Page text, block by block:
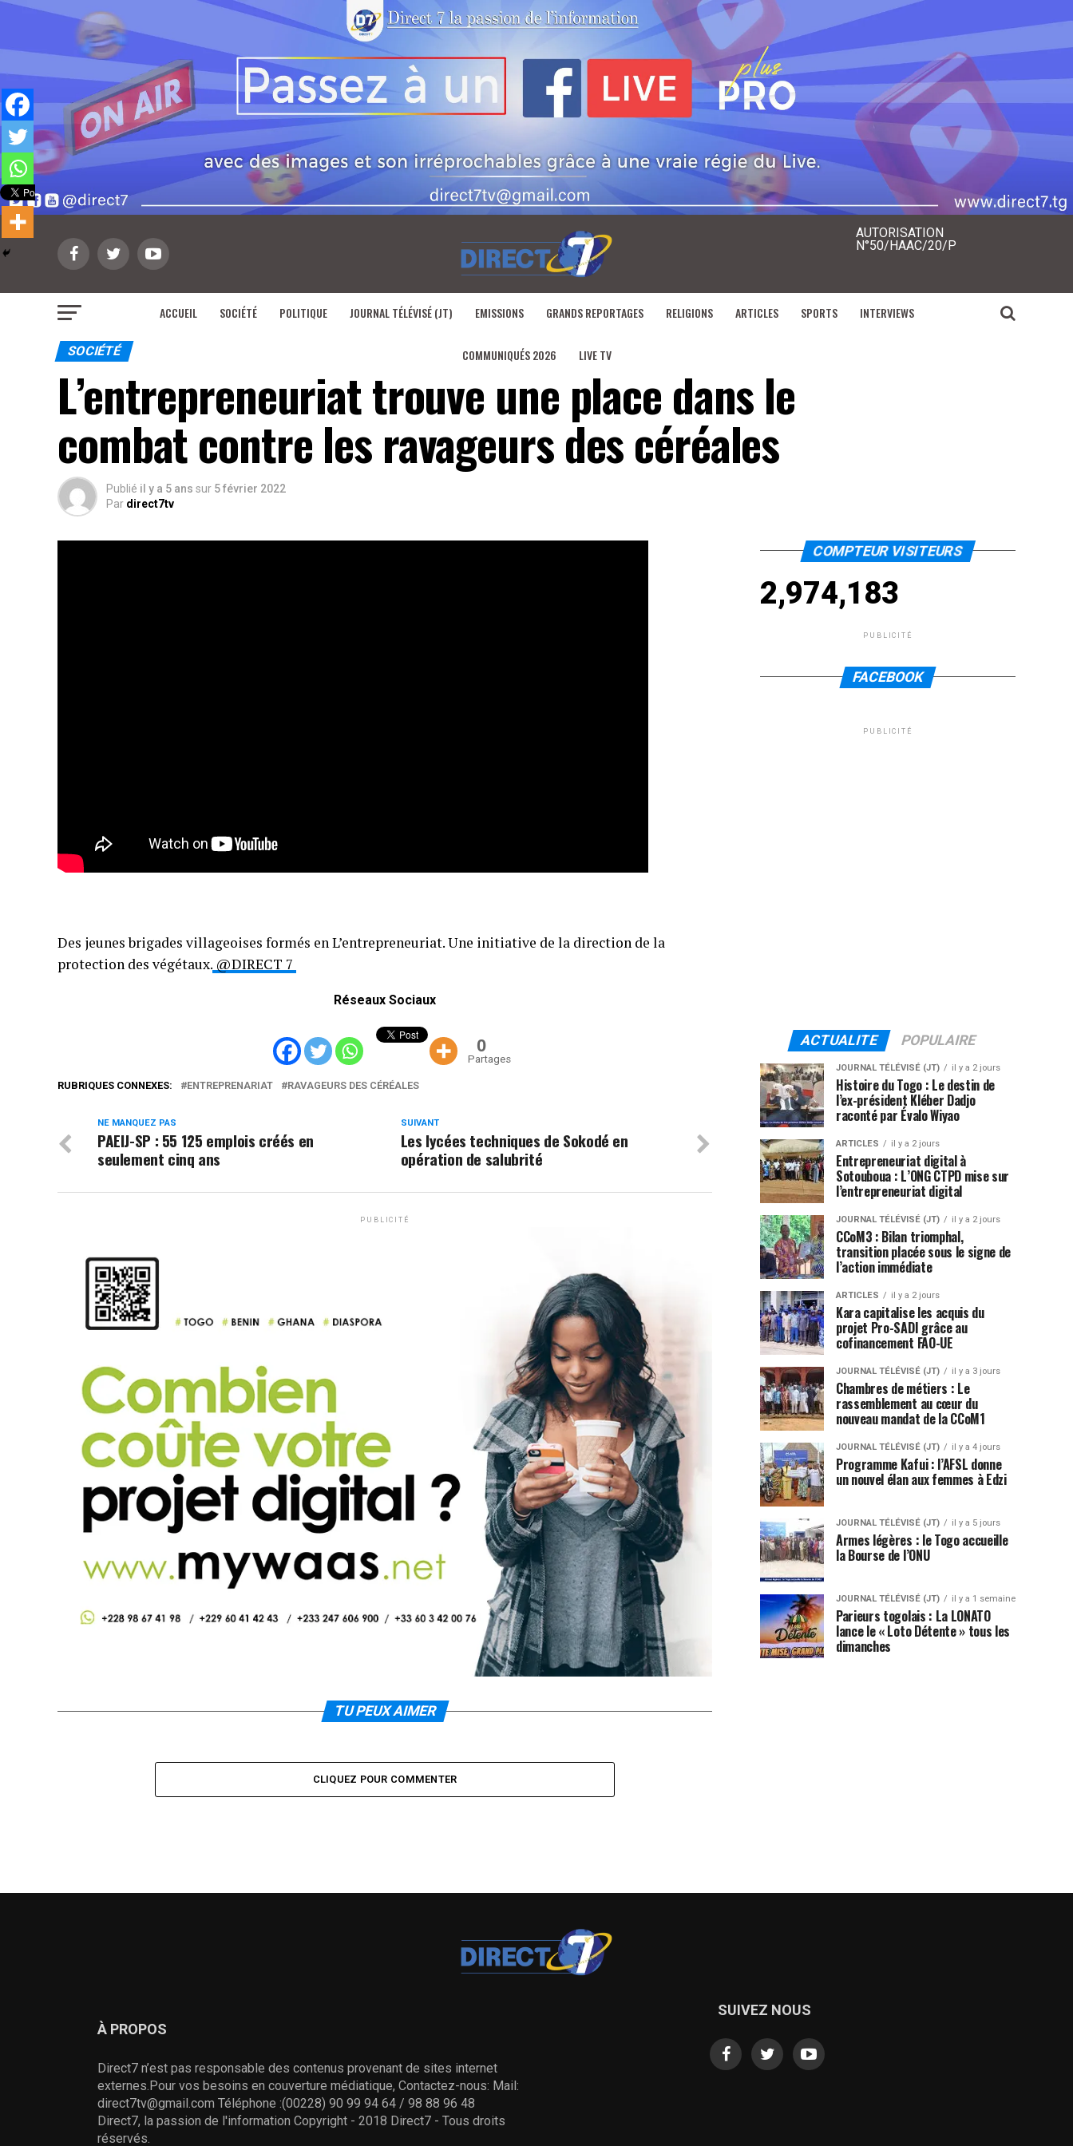
AUTORISATION
N°50/HAAC/20/P
ACCUEIL SOCIÉTÉ POLITIQUE JOURNAL TÉLÉVISÉ (JT) EMISSIONS GRANDS REPORTAGES RELIGIONS ARTICLES SPORTS INTERVIEWS
COMMUNIQUÉS 2026 LIVE TV
SOCIÉTÉ
L’entrepreneuriat trouve une place dans le
combat contre les ravageurs des céréales
Publié il y a 5 ans sur 5 février 2022
Par direct7tv
Des jeunes brigades villageoises formés en L’entrepreneuriat. Une initiative de la direction de la
protection des végétaux. @DIRECT 7
Réseaux Sociaux
0
Partages
RUBRIQUES CONNEXES: ENTREPRENARIAT RAVAGEURS DES CÉRÉALES
SUIVANT
Les lycées techniques de Sokodé en
opération de salubrité
NE MANQUEZ PAS
PAEIJ-SP : 55 125 emplois créés en
seulement cinq ans
PUBLICITÉ
TU PEUX AIMER
CLIQUEZ POUR COMMENTER
COMPTEUR VISITEURS
2,974,183
PUBLICITÉ
FACEBOOK
PUBLICITÉ
ACTUALITE POPULAIRE
JOURNAL TÉLÉVISÉ (JT) il y a 2 jours
Histoire du Togo : Le destin de
l’ex-président Kléber Dadjo
raconté par Évalo Wiyao
ARTICLES il y a 2 jours
Entrepreneuriat digital à
Sotouboua : L’ONG CTPD mise sur
l’entrepreneuriat digital
JOURNAL TÉLÉVISÉ (JT) il y a 2 jours
CCoM3 : Bilan triomphal,
transition placée sous le signe de
l’action immédiate
ARTICLES il y a 2 jours
Kara capitalise les acquis du
projet Pro-SADI grâce au
cofinancement FAO-UE
JOURNAL TÉLÉVISÉ (JT) il y a 3 jours
Chambres de métiers : Le
rassemblement au cœur du
nouveau mandat de la CCoM1
JOURNAL TÉLÉVISÉ (JT) il y a 4 jours
Programme Kafui : l’AFSL donne
un nouvel élan aux femmes à Edzi
JOURNAL TÉLÉVISÉ (JT) il y a 5 jours
Armes légères : le Togo accueille
la Bourse de l’ONU
JOURNAL TÉLÉVISÉ (JT) il y a 1 semaine
Parieurs togolais : La LONATO
lance le « Loto Détente » tous les
dimanches
À PROPOS
Direct7 n’est pas responsable des contenus provenant de sites internet
externes.Pour vos besoins en couverture médiatique, Contactez-nous: Mail:
direct7tv@gmail.com Téléphone :(00228) 90 99 94 64 / 98 88 96 48
Direct7, la passion de l'information Copyright - 2018 Direct7 - Tous droits
réservés.
SUIVEZ NOUS